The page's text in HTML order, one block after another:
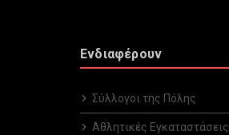
Ενδιαφέρουν
Σύλλογοι της Πόλης
Αθλητικές Εγκαταστάσεις